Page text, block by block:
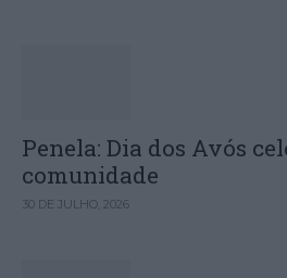
Penela: Dia dos Avós
comunidade
30 DE JULHO, 2026